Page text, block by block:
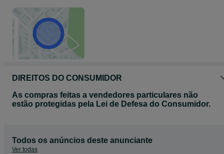
DIREITOS DO CONSUMIDOR
As compras feitas a vendedores particulares não
estão protegidas pela Lei de Defesa do Consumidor.
Todos os anúncios deste anunciante
Ver todas